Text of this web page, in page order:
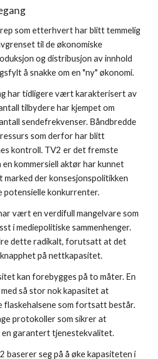
som etterhvert har blitt temmelig
til de økonomiske
og distribusjon av innhold
å snakke om en "ny" økonomi.
har tidligere vært karakterisert av
tilbydere har kjempet om
sendefrekvenser. Båndbredde
som derfor har blitt
kontroll. TV2 er det fremste
kommersiell aktør har kunnet
marked der konsesjonspolitikken
potensielle konkurrenter.
vært en verdifull mangelvare som
i mediepolitiske sammenhenger.
dette radikalt, forutsatt at det
på nettkapasitet.
kan forebygges på to måter. En
så stor nok kapasitet at
flaskehalsene som fortsatt består.
protokoller som sikrer at
en garantert tjenestekvalitet.
baserer seg på å øke kapasiteten i